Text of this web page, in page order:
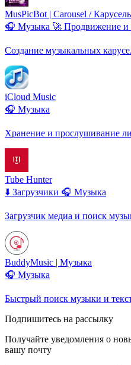
MusPicBot | Carousel /
🎧 Музыка 🚀 Продвижение и
Создание музыкальных
iCloud Music
🎧 Музыка
Хранение и прослушивание
Tube Hunter
⬇️ Загрузчики 🎧 Музыка
Загрузчик медиа и поиск
BuddyMusic | Музыка
🎧 Музыка
Быстрый поиск музыки и
Подпишитесь на рассылку
Получайте уведомления о
вашу почту